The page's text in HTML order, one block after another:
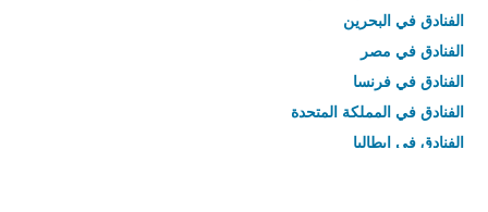
الفنادق في البحرين
الفنادق في مصر
الفنادق في فرنسا
الفنادق في المملكة المتحدة
الفنادق في إيطاليا